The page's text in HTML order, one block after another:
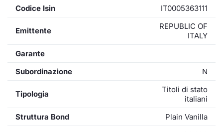
Codice Isin IT0005363111
Emittente
REPUBLIC OF
ITALY
Garante
Subordinazione
N
Tipologia
Titoli di stato
italiani
Struttura Bond
Plain Vanilla